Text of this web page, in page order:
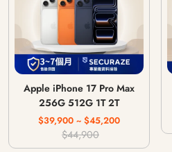
Apple iPhone 17 Pro Max
256G 512G 1T 2T
$39,900 ~ $45,200
$44,900